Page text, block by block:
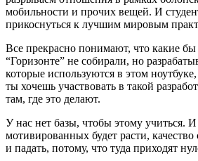
мобильности и прочих вещей. И
прикоснуться к лучшим мировым
Все прекрасно понимают, что какие
“Горизонте” не собирали, но
которые используются в этом
ты хочешь участвовать в такой
там, где это делают.
У нас нет базы, чтобы этому учиться. И
мотивированных будет расти,
и падать, потому, что туда приходят